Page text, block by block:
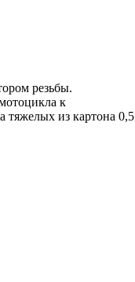
резьбы.
к
тяжелых из картона 0,5